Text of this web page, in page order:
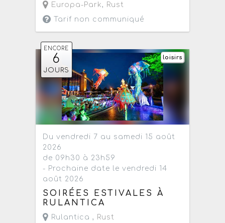
Europa-Park, Rust
Tarif non communiqué
ENCORE
6
JOURS
loisirs
Du vendredi 7 au samedi 15 août
2026
de 09h30 à 23h59
- Prochaine date le vendredi 14
août 2026
SOIRÉES ESTIVALES À
RULANTICA
Rulantica , Rust